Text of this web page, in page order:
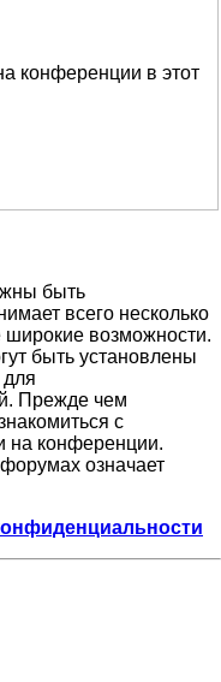
конференции в этот
быть
всего несколько
широкие возможности.
быть установлены
Прежде чем
с
на конференции.
означает